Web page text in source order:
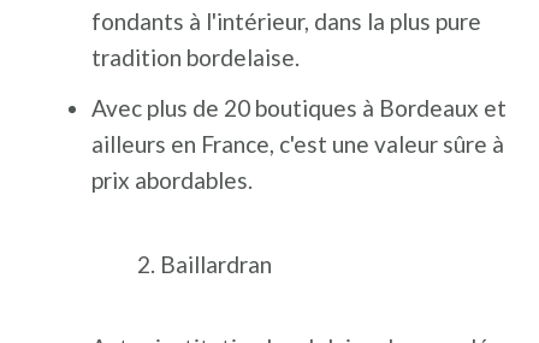
fondants à l'intérieur, dans la plus pure
tradition bordelaise.
Avec plus de 20 boutiques à Bordeaux et
ailleurs en France, c'est une valeur sûre à
prix abordables.
Baillardran